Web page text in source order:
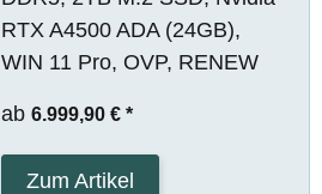
RTX A4500 ADA (24GB),
WIN 11 Pro, OVP, RENEW
ab 6.999,90 € *
Zum Artikel